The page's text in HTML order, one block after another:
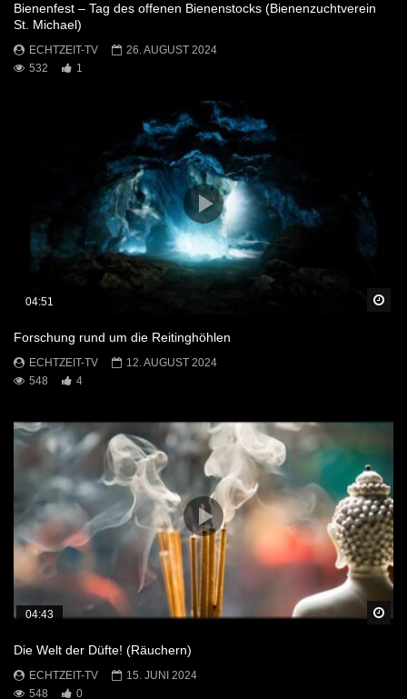
Bienenfest – Tag des offenen Bienenstocks (Bienenzuchtverein
St. Michael)
ECHTZEIT-TV
26. AUGUST 2024
532
1
04:51
Forschung rund um die Reitinghöhlen
ECHTZEIT-TV
12. AUGUST 2024
548
4
04:43
Die Welt der Düfte! (Räuchern)
ECHTZEIT-TV
15. JUNI 2024
548
0